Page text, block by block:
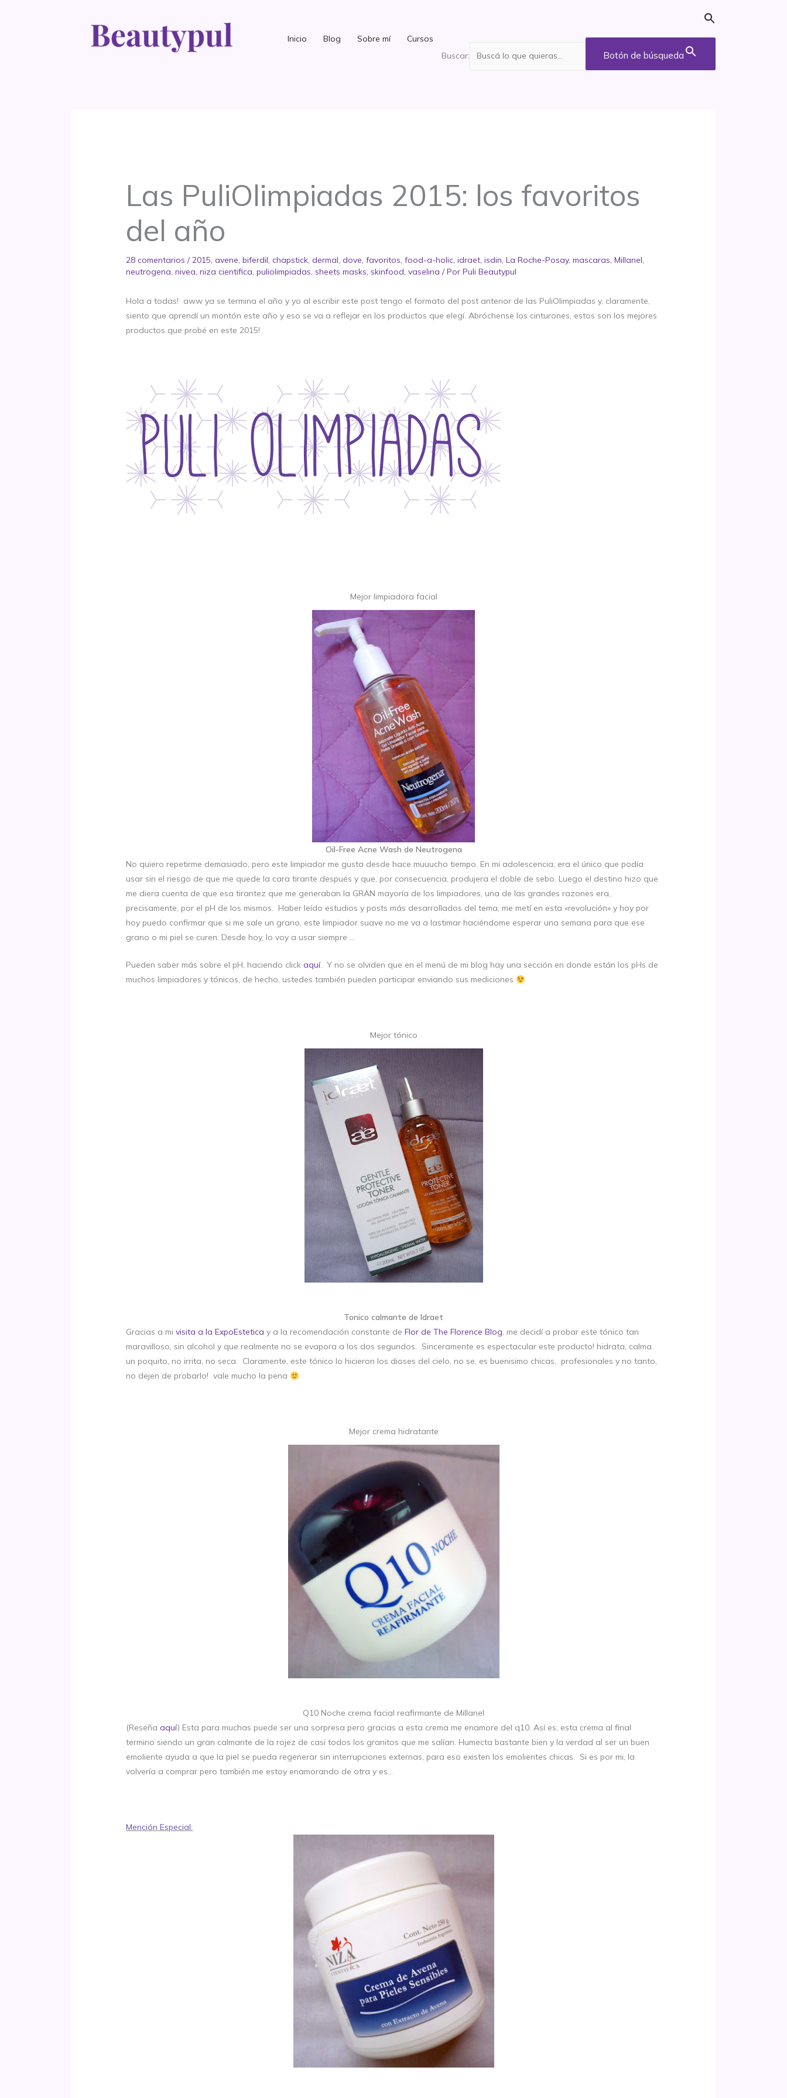
Inicio Blog Sobre mí
Cursos
Buscar:
Botón de búsqueda
Las PuliOlimpiadas 2015: los favoritos
del año
28 comentarios /2015,avene,biferdil,chapstick,dermal,dove,favoritos,food-a-holic,idraet,isdin,La Roche-Posay,mascaras,Millanel,
neutrogena,nivea,niza cientifica,puliolimpiadas, sheets masks, skinfood,vaselina / PorPuli Beautypul
Hola a todas! aww ya se termina el año y yo al escribir este post tengo el formato del post anterior de las PuliOlimpiadas y, claramente,
siento que aprendí un montón este año y eso se va a reflejar en los productos que elegí. Abróchense los cinturones, estos son los mejores
productos que probé en este 2015!
Mejor limpiadora facial
Oil-Free Acne Wash de Neutrogena
No quiero repetirme demasiado, pero este limpiador me gusta desde hace muuucho tiempo. En mi adolescencia, era el único que podía
usar sin el riesgo de que me quede la cara tirante después y que, por consecuencia, produjera el doble de sebo. Luego el destino hizo que
me diera cuenta de que esa tirantez que me generaban la GRAN mayoría de los limpiadores, una de las grandes razones era,
precisamente, por el pH de los mismos. Haber leído estudios y posts más desarrollados del tema, me metí en esta «revolución» y hoy por
hoy puedo confirmar que si me sale un grano, este limpiador suave no me va a lastimar haciéndome esperar una semana para que ese
grano o mi piel se curen. Desde hoy, lo voy a usar siempre …
Pueden saber más sobre el pH, haciendo clickaquí. Y no se olviden que en el menú de mi blog hay una sección en donde están los pHs de
muchos limpiadores y tónicos, de hecho, ustedes también pueden participar enviando sus mediciones
Mejor tónico
Tonico calmante de Idraet
Gracias a mivisita a la ExpoEstetica y a la recomendación constante deFlor de The Florence Blog, me decidí a probar este tónico tan
maravilloso, sin alcohol y que realmente no se evapora a los dos segundos. Sinceramente es espectacular este producto! hidrata, calma
un poquito, no irrita, no seca. Claramente, este tónico lo hicieron los dioses del cielo, no se, es buenisimo chicas, profesionales y no tanto,
no dejen de probarlo! vale mucho la pena
Mejor crema hidratante
Q10 Noche crema facial reafirmante de Millanel
(Reseñaaquí) Esta para muchas puede ser una sorpresa pero gracias a esta crema me enamore del q10. Así es, esta crema al final
termino siendo un gran calmante de la rojez de casi todos los granitos que me salían. Humecta bastante bien y la verdad al ser un buen
emoliente ayuda a que la piel se pueda regenerar sin interrupciones externas, para eso existen los emolientes chicas. Si es por mi, la
volvería a comprar pero también me estoy enamorando de otra y es…
Mención Especial: